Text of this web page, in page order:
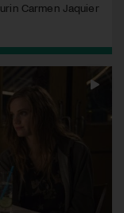
Carmen Jaquier